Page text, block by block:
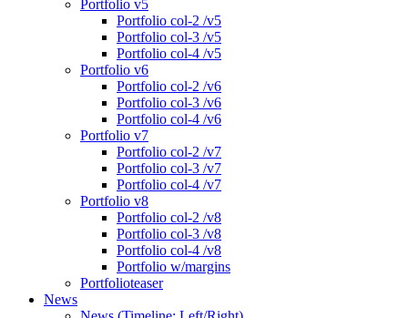
Portfolio v5
Portfolio col-2 /v5
Portfolio col-3 /v5
Portfolio col-4 /v5
Portfolio v6
Portfolio col-2 /v6
Portfolio col-3 /v6
Portfolio col-4 /v6
Portfolio v7
Portfolio col-2 /v7
Portfolio col-3 /v7
Portfolio col-4 /v7
Portfolio v8
Portfolio col-2 /v8
Portfolio col-3 /v8
Portfolio col-4 /v8
Portfolio w/margins
Portfolioteaser
News